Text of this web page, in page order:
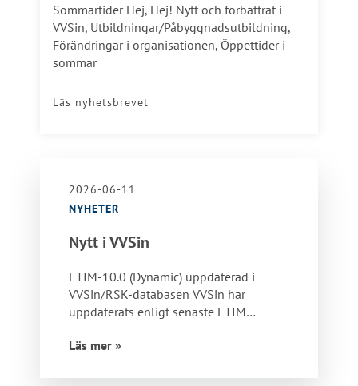
Sommartider Hej, Hej! Nytt och förbättrat i
VVSin, Utbildningar/Påbyggnadsutbildning,
Förändringar i organisationen, Öppettider i
sommar
Läs nyhetsbrevet
2026-06-11
NYHETER
Nytt i VVSin
ETIM-10.0 (Dynamic) uppdaterad i
VVSin/RSK-databasen VVSin har
uppdaterats enligt senaste ETIM
godkända…
Läs mer »